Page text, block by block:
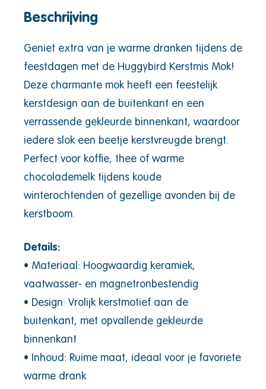
Beschrijving
Geniet extra van je warme dranken tijdens de
feestdagen met de Huggybird Kerstmis Mok!
Deze charmante mok heeft een feestelijk
kerstdesign aan de buitenkant en een
verrassende gekleurde binnenkant, waardoor
iedere slok een beetje kerstvreugde brengt.
Perfect voor koffie, thee of warme
chocolademelk tijdens koude
winterochtenden of gezellige avonden bij de
kerstboom.
Details:
• Materiaal: Hoogwaardig keramiek,
vaatwasser- en magnetronbestendig
• Design: Vrolijk kerstmotief aan de
buitenkant, met opvallende gekleurde
binnenkant
• Inhoud: Ruime maat, ideaal voor je favoriete
warme drank